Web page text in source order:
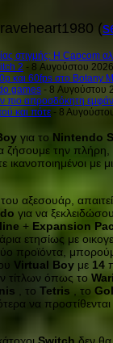
(
στιγμής: Η Capcom
2 - 8 Αυγούστου 2026
και 60fps στο Botany
games - 8 Αυγούστου
πιο απροσδόκητη
και πότε - 8
για το Nintendo
ζήσουμε την πλήρη,
ικανοποιημένοι με
αξεσουάρ,
για να
+ Expansion
ετησίως με
προϊόντα,
Virtual Boy με 14
τίτλων όπως το
, το Tetris , το
να
Switch δεν